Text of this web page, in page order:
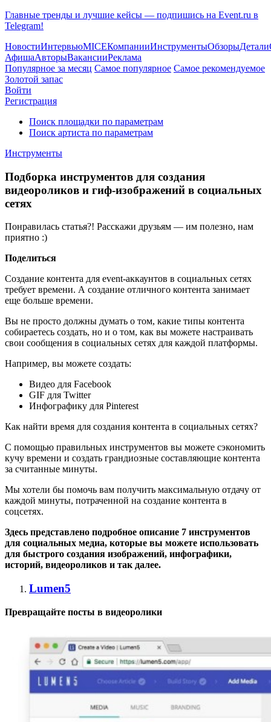
Главные тренды и лучшие кейсы — подпишись на Event.ru в
Telegram!
НовостиИнтервьюMICEКомпанииИнструментыОбзорыДетали
АфишаАвторыВакансииРеклама
Популярное за месяц Самое популярное Самое рекомендуемое
Золотой запас
Войти
Регистрация
Поиск площадки по параметрам
Поиск артиста по параметрам
Инструменты
Подборка инструментов для создания
видеороликов и гиф-изображений в социальных
сетях
Понравилась статья?! Расскажи друзьям — им полезно, нам
приятно :)
Поделиться
Создание контента для event-аккаунтов в социальных сетях
требует времени. А создание отличного контента занимает
еще больше времени.
Вы не просто должны думать о том, какие типы контента
собираетесь создать, но и о том, как вы можете настраивать
свои сообщения в социальных сетях для каждой платформы.
Например, вы можете создать:
Видео для Facebook
GIF для Twitter
Инфографику для Pinterest
Как найти время для создания контента в социальных сетях?
С помощью правильных инструментов вы можете сэкономить
кучу времени и создать грандиозные составляющие контента
за считанные минуты.
Мы хотели бы помочь вам получить максимальную отдачу от
каждой минуты, потраченной на создание контента в
соцсетях.
Здесь представлено подробное описание 7 инструментов
для социальных медиа, которые вы можете использовать
для быстрого создания изображений, инфографики,
историй, видеороликов и так далее.
Lumen5
Превращайте посты в видеоролики